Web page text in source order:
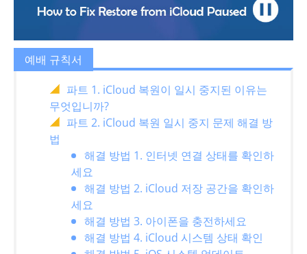
예배 규칙서
파트 1. iCloud 복원이 일시 중지된 이유는
무엇입니까?
파트 2. iCloud 복원 일시 중지 문제 해결 방
법
해결 방법 1. 인터넷 연결 상태를 확인하
세요
해결 방법 2. iCloud 저장 공간을 확인하
세요
해결 방법 3. 아이폰을 충전하세요
해결 방법 4. iCloud 시스템 상태 확인